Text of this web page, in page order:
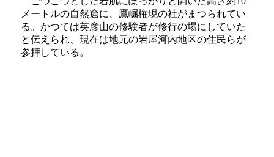
メートルの自然窟に、鷹崛権現の社がまつられてい
る。かつては英彦山の修験者が修行の場にしていた
と伝えられ、現在は地元の岩屋河内地区の住民らが
参拝している。